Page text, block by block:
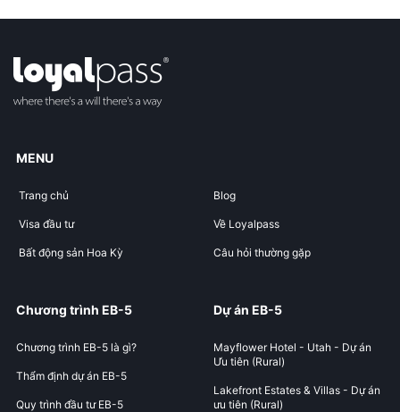
MENU
Trang chủ
Visa đầu tư
Bất động sản Hoa Kỳ
Blog
Về Loyalpass
Câu hỏi thường gặp
Chương trình EB-5
Chương trình EB-5 là gì?
Thẩm định dự án EB-5
Quy trình đầu tư EB-5
Dự án EB-5
Mayflower Hotel - Utah - Dự án
Ưu tiên (Rural)
Lakefront Estates & Villas - Dự án
ưu tiên (Rural)